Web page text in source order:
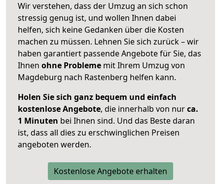
Wir verstehen, dass der Umzug an sich schon
stressig genug ist, und wollen Ihnen dabei
helfen, sich keine Gedanken über die Kosten
machen zu müssen. Lehnen Sie sich zurück – wir
haben garantiert passende Angebote für Sie, das
Ihnen ohne Probleme mit Ihrem Umzug von
Magdeburg nach Rastenberg helfen kann.
Holen Sie sich ganz bequem und einfach
kostenlose Angebote, die innerhalb von nurca.
1 Minuten bei Ihnen sind. Und das Beste daran
ist, dass all dies zu erschwinglichen Preisen
angeboten werden.
Kostenlose Angebote erhalten